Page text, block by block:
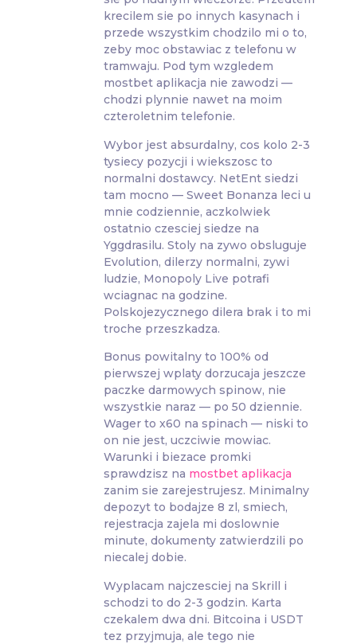
krecilem sie po innych kasynach i
przede wszystkim chodzilo mi o to,
zeby moc obstawiac z telefonu w
tramwaju. Pod tym wzgledem
mostbet aplikacja nie zawodzi —
chodzi plynnie nawet na moim
czteroletnim telefonie.
Wybor jest absurdalny, cos kolo 2-3
tysiecy pozycji i wiekszosc to
normalni dostawcy. NetEnt siedzi
tam mocno — Sweet Bonanza leci u
mnie codziennie, aczkolwiek
ostatnio czesciej siedze na
Yggdrasilu. Stoly na zywo obsluguje
Evolution, dilerzy normalni, zywi
ludzie, Monopoly Live potrafi
wciagnac na godzine.
Polskojezycznego dilera brak i to mi
troche przeszkadza.
Bonus powitalny to 100% od
pierwszej wplaty dorzucaja jeszcze
paczke darmowych spinow, nie
wszystkie naraz — po 50 dziennie.
Wager to x60 na spinach — niski to
on nie jest, uczciwie mowiac.
Warunki i biezace promki
sprawdzisz na mostbet aplikacja
zanim sie zarejestrujesz. Minimalny
depozyt to bodajze 8 zl, smiech,
rejestracja zajela mi doslownie
minute, dokumenty zatwierdzili po
niecalej dobie.
Wyplacam najczesciej na Skrill i
schodzi to do 2-3 godzin. Karta
czekalem dwa dni. Bitcoina i USDT
tez przyjmuja, ale tego nie